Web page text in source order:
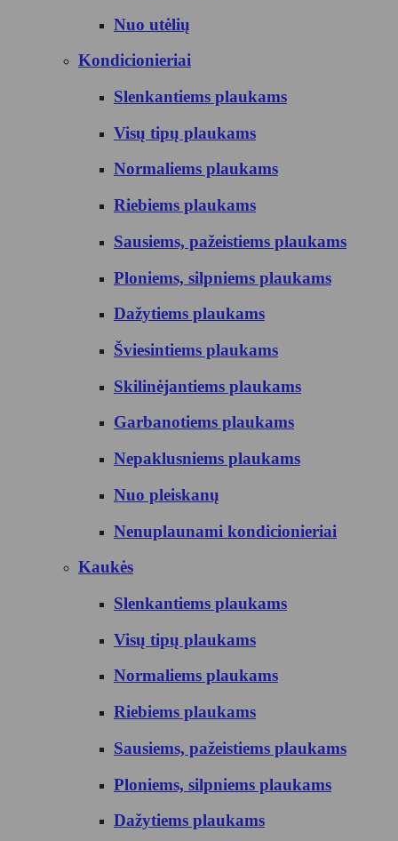
Nuo utėlių
Kondicionieriai
Slenkantiems plaukams
Visų tipų plaukams
Normaliems plaukams
Riebiems plaukams
Sausiems, pažeistiems plaukams
Ploniems, silpniems plaukams
Dažytiems plaukams
Šviesintiems plaukams
Skilinėjantiems plaukams
Garbanotiems plaukams
Nepaklusniems plaukams
Nuo pleiskanų
Nenuplaunami kondicionieriai
Kaukės
Slenkantiems plaukams
Visų tipų plaukams
Normaliems plaukams
Riebiems plaukams
Sausiems, pažeistiems plaukams
Ploniems, silpniems plaukams
Dažytiems plaukams